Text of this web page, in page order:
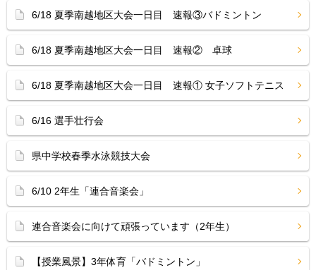
6/18 夏季南越地区大会一日目 速報③バドミントン
6/18 夏季南越地区大会一日目 速報② 卓球
6/18 夏季南越地区大会一日目 速報① 女子ソフトテニス
6/16 選手壮行会
県中学校春季水泳競技大会
6/10 2年生「連合音楽会」
連合音楽会に向けて頑張っています（2年生）
【授業風景】3年体育「バドミントン」